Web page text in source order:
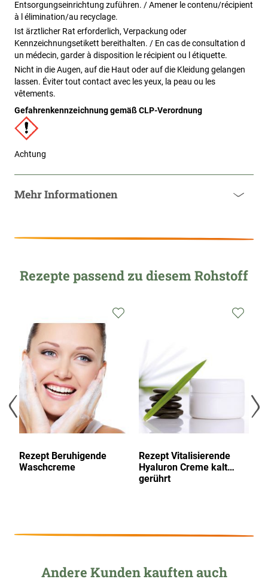
Entsorgungseinrichtung zuführen. / Amener le contenu/récipient
à l élimination/au recyclage.
Ist ärztlicher Rat erforderlich, Verpackung oder
Kennzeichnungsetikett bereithalten. / En cas de consultation d
un médecin, garder à disposition le récipient ou l étiquette.
Nicht in die Augen, auf die Haut oder auf die Kleidung gelangen
lassen. Éviter tout contact avec les yeux, la peau ou les
vêtements.
Gefahrenkennzeichnung gemäß CLP-Verordnung
Achtung
Mehr Informationen
Rezepte passend zu diesem Rohstoff
Wunschliste
hinzufügen
Rezept Beruhigende
Waschcreme
Rezept Vitalisierende
Hyaluron Creme kalt
gerührt
Andere Kunden kauften auch